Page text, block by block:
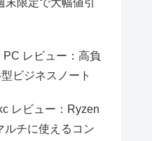
レビュー：高負
ビジネスノート
レビュー：Ryzen
ルチに使えるコン